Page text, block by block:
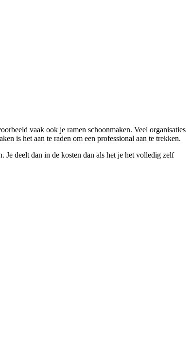
vaak ook je ramen schoonmaken. Veel organisaties
is het aan te raden om een professional aan te trekken.
Je deelt dan in de kosten dan als het je het volledig zelf